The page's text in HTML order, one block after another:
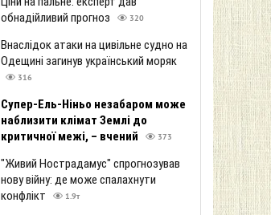
обнадійливий прогноз
320
Внаслідок атаки на цивільне судно на
Одещині загинув український моряк
316
Супер-Ель-Ніньо незабаром може
наблизити клімат Землі до
критичної межі, – вчений
373
"Живий Нострадамус" спрогнозував
нову війну: де може спалахнути
конфлікт
1.9т